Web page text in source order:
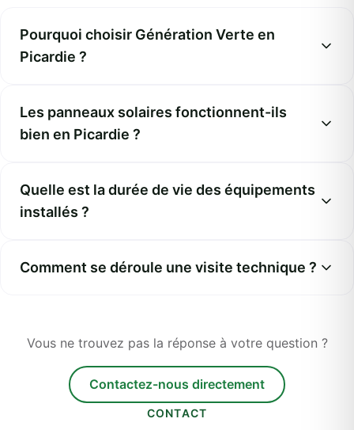
Pourquoi choisir Génération Verte en
Picardie ?
Les panneaux solaires fonctionnent-ils
bien en Picardie ?
Quelle est la durée de vie des équipements
installés ?
Comment se déroule une visite technique ?
Vous ne trouvez pas la réponse à votre question ?
Contactez-nous directement
CONTACT